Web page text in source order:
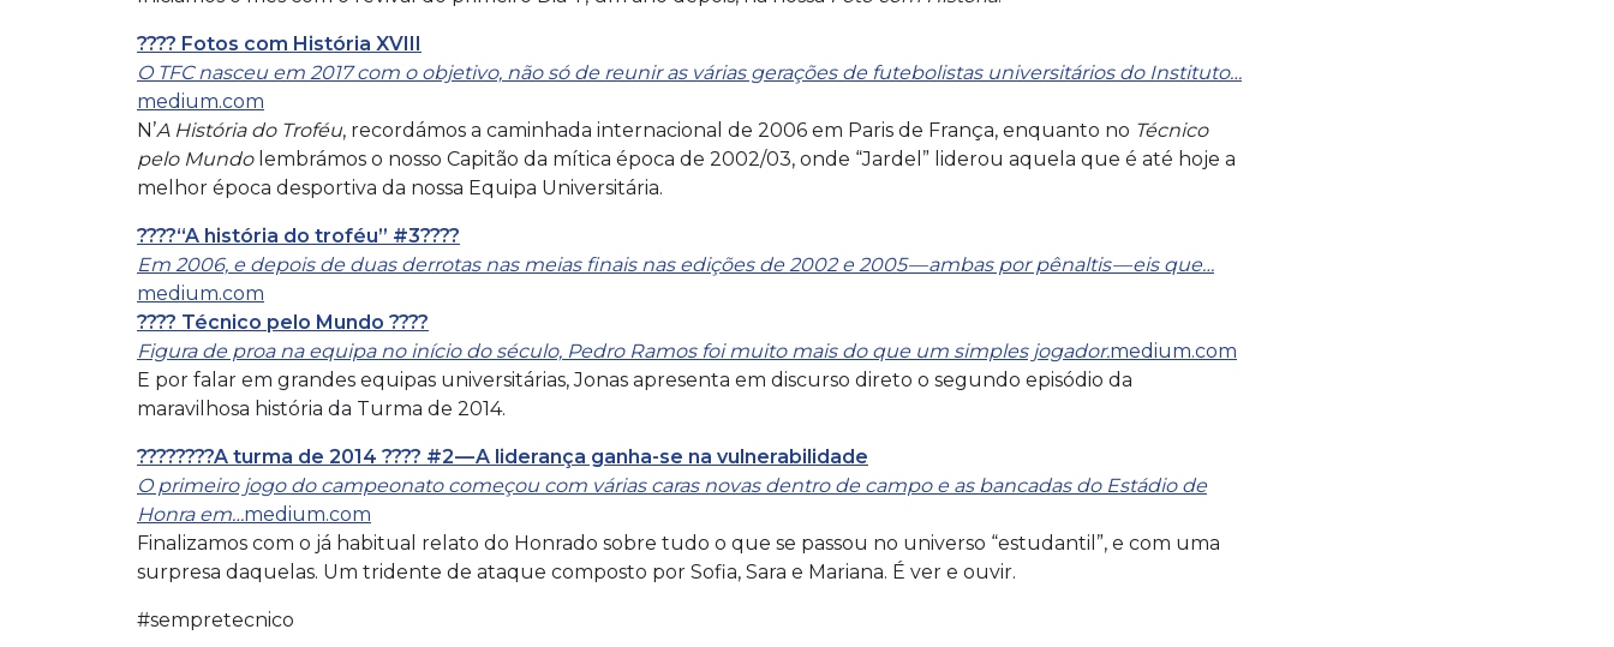
???? Fotos com História XVIII
O TFC nasceu em 2017 com o objetivo, não só de reunir as várias gerações de futebolistas universitários do Instituto…
medium.com
N’A História do Troféu, recordámos a caminhada internacional de 2006 em Paris de França, enquanto no Técnico
pelo Mundolembrámos o nosso Capitão da mítica época de 2002/03, onde “Jardel” liderou aquela que é até hoje a
melhor época desportiva da nossa Equipa Universitária.
????“A história do troféu” #3????
Em 2006, e depois de duas derrotas nas meias finais nas edições de 2002 e 2005 — ambas por pênaltis — eis que…
medium.com
???? Técnico pelo Mundo ????
Figura de proa na equipa no início do século, Pedro Ramos foi muito mais do que um simples jogador.medium.com
E por falar em grandes equipas universitárias, Jonas apresenta em discurso direto o segundo episódio da
maravilhosa história da Turma de 2014.
????‍????A turma de 2014 ???? #2 — A liderança ganha-se na vulnerabilidade
O primeiro jogo do campeonato começou com várias caras novas dentro de campo e as bancadas do Estádio de
Honra em…medium.com
Finalizamos com o já habitual relato do Honrado sobre tudo o que se passou no universo “estudantil”, e com uma
surpresa daquelas. Um tridente de ataque composto por Sofia, Sara e Mariana. É ver e ouvir.
#sempretecnico